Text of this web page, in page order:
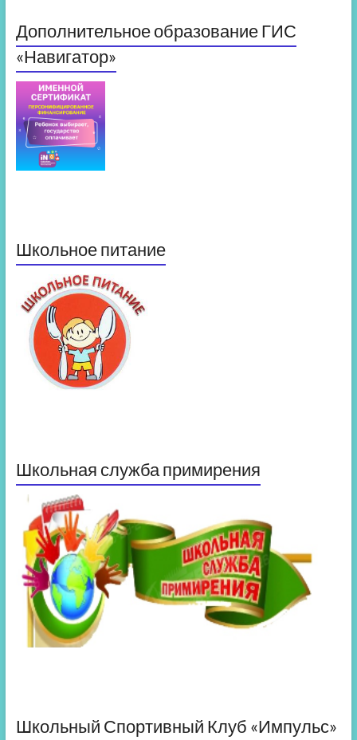
Дополнительное образование ГИС
«Навигатор»
Школьное питание
Школьная служба примирения
Школьный Спортивный Клуб «Импульс»